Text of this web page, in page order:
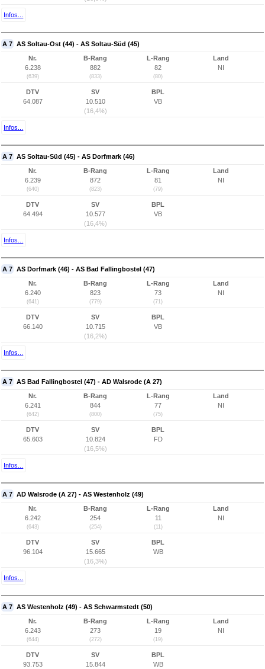
Infos...
A 7 AS Soltau-Ost (44) - AS Soltau-Süd (45)
Nr.
6.238
(639)
B-Rang
882
(833)
L-Rang
82
(80)
Land
NI
DTV
64.087
SV
10.510
(16,4%)
BPL
VB
Infos...
A 7 AS Soltau-Süd (45) - AS Dorfmark (46)
Nr.
6.239
(640)
B-Rang
872
(823)
L-Rang
81
(79)
Land
NI
DTV
64.494
SV
10.577
(16,4%)
BPL
VB
Infos...
A 7 AS Dorfmark (46) - AS Bad Fallingbostel (47)
Nr.
6.240
(641)
B-Rang
823
(779)
L-Rang
73
(71)
Land
NI
DTV
66.140
SV
10.715
(16,2%)
BPL
VB
Infos...
A 7 AS Bad Fallingbostel (47) - AD Walsrode (A 27)
Nr.
6.241
(642)
B-Rang
844
(800)
L-Rang
77
(75)
Land
NI
DTV
65.603
SV
10.824
(16,5%)
BPL
FD
Infos...
A 7 AD Walsrode (A 27) - AS Westenholz (49)
Nr.
6.242
(643)
B-Rang
254
(254)
L-Rang
11
(11)
Land
NI
DTV
96.104
SV
15.665
(16,3%)
BPL
WB
Infos...
A 7 AS Westenholz (49) - AS Schwarmstedt (50)
Nr.
6.243
(644)
B-Rang
273
(272)
L-Rang
19
(19)
Land
NI
DTV
93.753
SV
15.844
BPL
WB